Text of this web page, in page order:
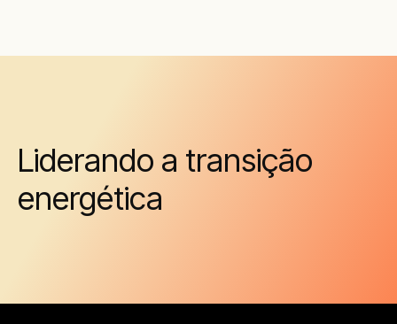
Liderando a transição
energética